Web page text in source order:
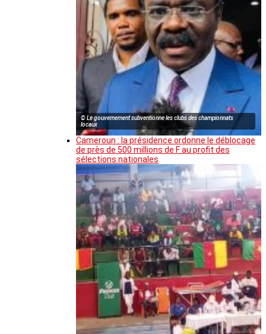
© Le gouvernement subventionne les clubs des championnats
locaux
Cameroun : la présidence ordonne le déblocage
de près de 500 millions de F au profit des
sélections nationales